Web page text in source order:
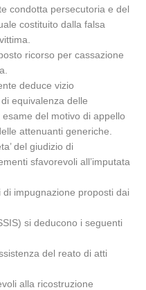
condotta persecutoria e del
costituito dalla falsa
ricorso per cassazione
deduce vizio
equivalenza delle
del motivo di appello
attenuanti generiche.
del giudizio di
sfavorevoli all’imputata
di impugnazione proposti dai
si deducono i seguenti
del reato di atti
alla ricostruzione